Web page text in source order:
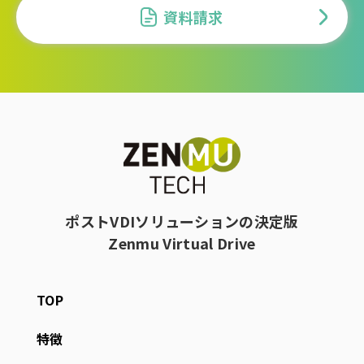
資料請求
ポストVDIソリューションの決定版
Zenmu Virtual Drive
TOP
特徴